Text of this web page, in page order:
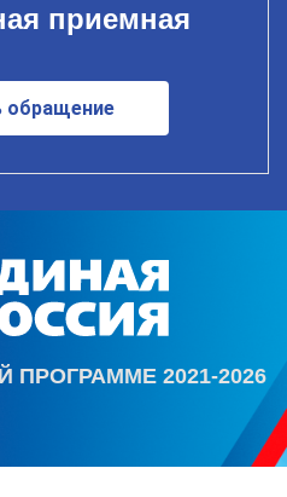
приемная
обращение
2021-2026